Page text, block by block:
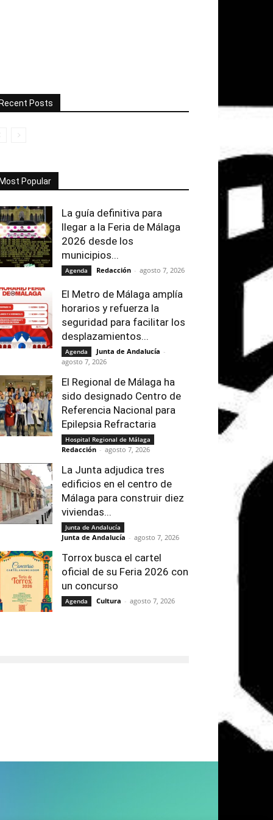
Posts
Popular
La guía definitiva para
llegar a la Feria de Málaga
2026 desde los
municipios...
Agenda Redacción - agosto 7, 2026
El Metro de Málaga amplía
horarios y refuerza la
seguridad para facilitar los
desplazamientos...
Agenda Junta de Andalucía -
agosto 7, 2026
El Regional de Málaga ha
sido designado Centro de
Referencia Nacional para
Epilepsia Refractaria
Hospital Regional de Málaga
Redacción - agosto 7, 2026
La Junta adjudica tres
edificios en el centro de
Málaga para construir diez
viviendas...
Junta de Andalucía
Junta de Andalucía - agosto 7, 2026
Torrox busca el cartel
oficial de su Feria 2026 con
un concurso
Agenda Cultura - agosto 7, 2026